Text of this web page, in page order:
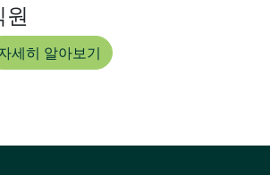
원
세히 알아보기